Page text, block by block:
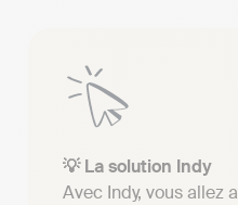
💡 La solution Indy
Avec Indy, vous allez